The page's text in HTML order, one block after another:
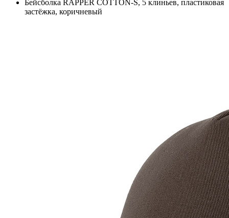
Бейсболка RAPPER COTTON-S, 5 клиньев, пластиковая
застёжка, коричневый